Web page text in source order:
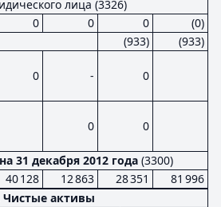
лица (3326)
0 0 0
(0)
(933)
(933)
0 - 0
0 0
31 декабря 2012 года (3300)
40 128 12 863 28 351
81 996
Чистые активы